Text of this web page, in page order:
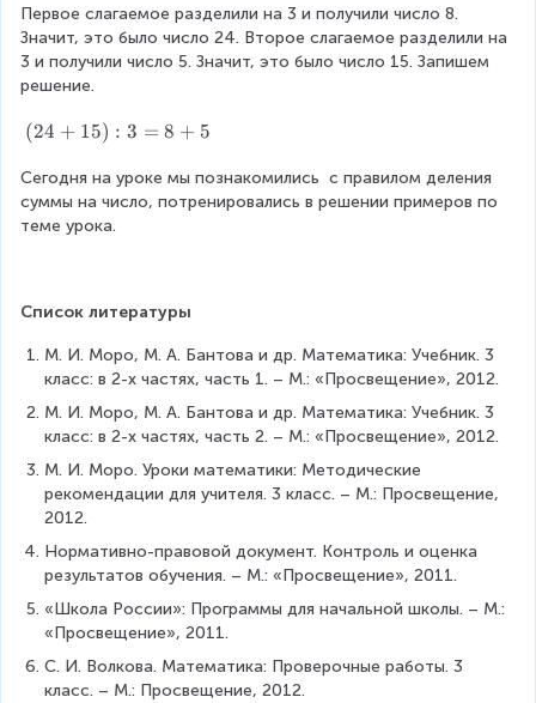
4
5
)
:
=
+
5
+
..
.)
:
=
+
5
Первое слагаемое разделили на 3 и получили число 8.
Значит, это было число 24. Второе слагаемое разделили на
3 и получили число 5. Значит, это было число 15. Запишем
решение.
(
4
+
1
3
=
5
(24 + 15) : 3 = 8 + 5
Сегодня на уроке мы познакомились  с правилом деления
суммы на число, потренировались в решении примеров по
теме урока.
Список литературы
М. И. Моро, М. А. Бантова и др. Математика: Учебник. 3
класс: в 2-х частях, часть 1. – М.: «Просвещение», 2012.
М. И. Моро, М. А. Бантова и др. Математика: Учебник. 3
класс: в 2-х частях, часть 2. – М.: «Просвещение», 2012.
М. И. Моро. Уроки математики: Методические
рекомендации для учителя. 3 класс. – М.: Просвещение,
2012.
Нормативно-правовой документ. Контроль и оценка
результатов обучения. – М.: «Просвещение», 2011.
«Школа России»: Программы для начальной школы. – М.:
«Просвещение», 2011.
С. И. Волкова. Математика: Проверочные работы. 3
класс. – М.: Просвещение, 2012.